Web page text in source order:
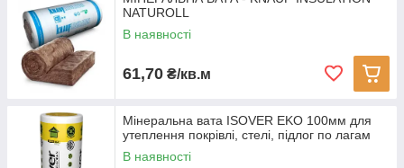
NATUROLL
В наявності
61,70 ₴/кв.м
Мінеральна вата ISOVER EKO 100мм для
утеплення покрівлі, стелі, підлог по лагам
В наявності